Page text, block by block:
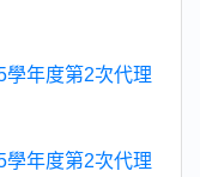
年度第2次代理
年度第2次代理